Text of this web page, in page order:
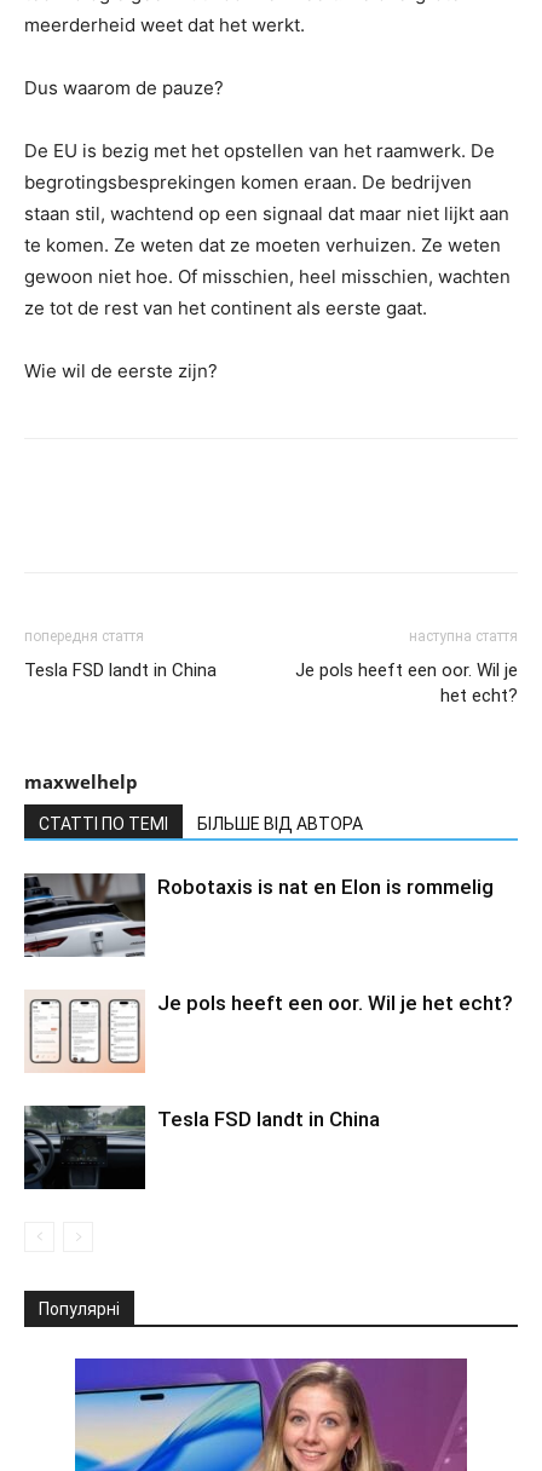
meerderheid weet dat het werkt.
Dus waarom de pauze?
De EU is bezig met het opstellen van het raamwerk. De
begrotingsbesprekingen komen eraan. De bedrijven
staan ​​stil, wachtend op een signaal dat maar niet lijkt aan
te komen. Ze weten dat ze moeten verhuizen. Ze weten
gewoon niet hoe. Of misschien, heel misschien, wachten
ze tot de rest van het continent als eerste gaat.
Wie wil de eerste zijn?
попередня стаття
Tesla FSD landt in China
наступна стаття
Je pols heeft een oor. Wil je
het echt?
maxwelhelp
СТАТТІ ПО ТЕМІ БІЛЬШЕ ВІД АВТОРА
Robotaxis is nat en Elon is rommelig
Je pols heeft een oor. Wil je het echt?
Tesla FSD landt in China
Популярні